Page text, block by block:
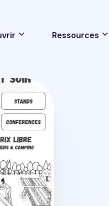
Ressources